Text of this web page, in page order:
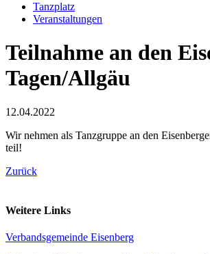
Tanzplatz
Veranstaltungen
Teilnahme an den
Tagen/Allgäu
12.04.2022
Wir nehmen als Tanzgruppe an den
teil!
Zurück
Weitere Links
Verbandsgemeinde Eisenberg